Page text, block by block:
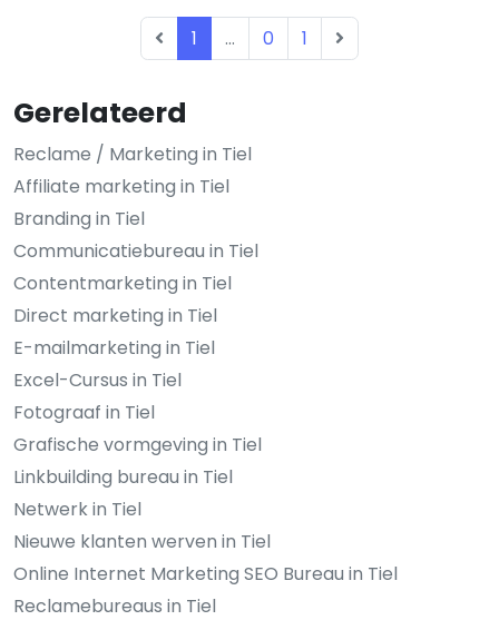
Gerelateerd
Reclame / Marketing in Tiel
Affiliate marketing in Tiel
Branding in Tiel
Communicatiebureau in Tiel
Contentmarketing in Tiel
Direct marketing in Tiel
E-mailmarketing in Tiel
Excel-Cursus in Tiel
Fotograaf in Tiel
Grafische vormgeving in Tiel
Linkbuilding bureau in Tiel
Netwerk in Tiel
Nieuwe klanten werven in Tiel
Online Internet Marketing SEO Bureau in Tiel
Reclamebureaus in Tiel
1 ... 0 1